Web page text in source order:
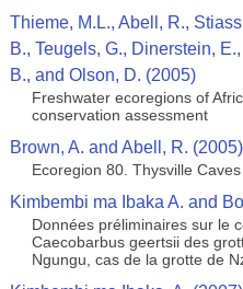
Thieme, M.L., Abell, R.,
B., Teugels, G., Dinerstein,
B., and Olson, D. (2005)
Freshwater ecoregions of
conservation assessment
Brown, A. and Abell, R. (2005)
Ecoregion 80. Thysville Caves
Kimbembi ma Ibaka A. and
Données préliminaires sur le
Caecobarbus geertsii des
Ngungu, cas de la grotte de